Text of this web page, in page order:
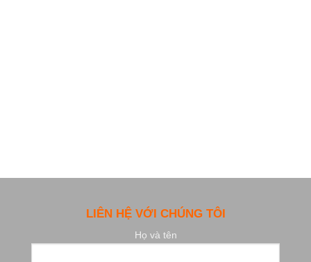
LIÊN HỆ VỚI CHÚNG TÔI
Họ và tên